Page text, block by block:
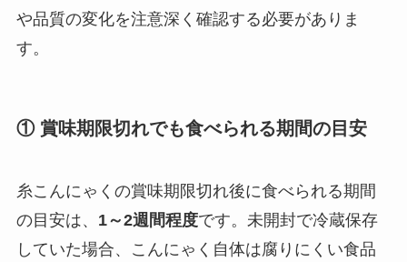
や品質の変化を注意深く確認する必要がありま
す。
① 賞味期限切れでも食べられる期間の目安
糸こんにゃくの賞味期限切れ後に食べられる期間
の目安は、 1～2週間程度です。未開封で冷蔵保存
していた場合、こんにゃく自体は腐りにくい食品